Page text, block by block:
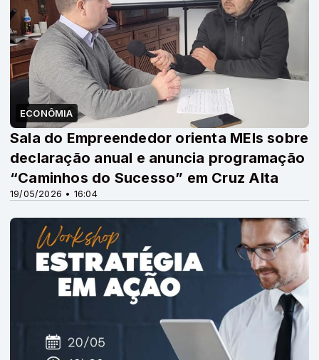
ECONÔMIA
19/05/2026 • 16:04
Sala do Empreendedor orienta MEIs sobre
declaração anual e anuncia programação
“Caminhos do Sucesso” em Cruz Alta